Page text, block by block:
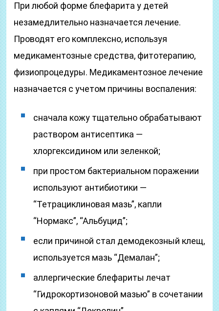
При любой форме блефарита у детей
незамедлительно назначается лечение.
Проводят его комплексно, используя
медикаментозные средства, фитотерапию,
физиопроцедуры. Медикаментозное лечение
назначается с учетом причины воспаления:
сначала кожу тщательно обрабатывают
раствором антисептика —
хлоргексидином или зеленкой;
при простом бактериальном поражении
используют антибиотики —
“Тетрациклиновая мазь”, капли
“Нормакс”, “Альбуцид”;
если причиной стал демодекозный клещ,
используется мазь “Демалан”;
аллергические блефариты лечат
“Гидрокортизоновой мазью” в сочетании